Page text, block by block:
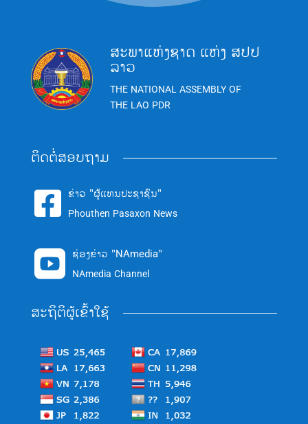
ສະພາແຫ່ງຊາດ ແຫ່ງ ສປປ
ລາວ
THE NATIONAL ASSEMBLY OF
THE LAO PDR
ຕິດຕໍ່ສອບຖາມ
 ຂ່າວ "ຜູ້ແທນປະຊາຊົນ"
Phouthen Pasaxon News
 ຊ່ອງຂ່າວ "NAmedia"
NAmedia Channel
ສະຖິຕິຜູ້ເຂົ້າໃຊ້